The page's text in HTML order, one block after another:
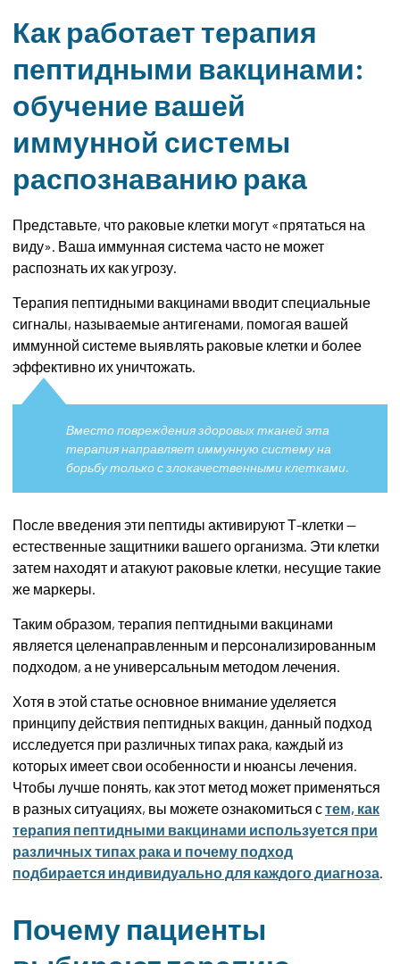
Как работает терапия
пептидными вакцинами:
обучение вашей
иммунной системы
распознаванию рака
Представьте, что раковые клетки могут «прятаться на
виду». Ваша иммунная система часто не может
распознать их как угрозу.
Терапия пептидными вакцинами вводит специальные
сигналы, называемые антигенами, помогая вашей
иммунной системе выявлять раковые клетки и более
эффективно их уничтожать.
Вместо повреждения здоровых тканей эта
терапия направляет иммунную систему на
борьбу только с злокачественными клетками.
После введения эти пептиды активируют Т-клетки —
естественные защитники вашего организма. Эти клетки
затем находят и атакуют раковые клетки, несущие такие
же маркеры.
Таким образом, терапия пептидными вакцинами
является целенаправленным и персонализированным
подходом, а не универсальным методом лечения.
Хотя в этой статье основное внимание уделяется
принципу действия пептидных вакцин, данный подход
исследуется при различных типах рака, каждый из
которых имеет свои особенности и нюансы лечения.
Чтобы лучше понять, как этот метод может применяться
в разных ситуациях, вы можете ознакомиться стем, как
терапия пептидными вакцинами используется при
различных типах рака и почему подход
подбирается индивидуально для каждого диагноза.
Почему пациенты